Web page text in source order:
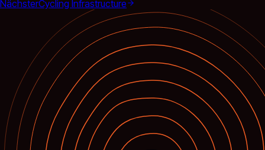
NächsterCycling Infrastructure